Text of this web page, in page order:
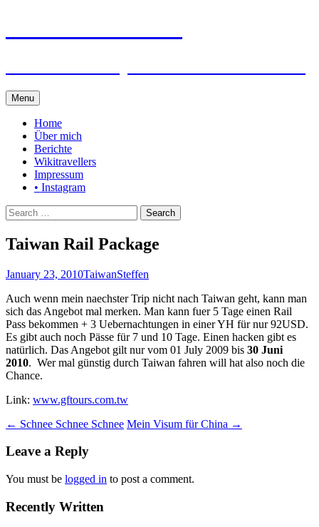
Menu Skip
to
content
Home
Über mich
Berichte
Wikitravellers
Impressum
• Instagram
Search
for:
Taiwan Rail Package
January 23, 2010TaiwanSteffen
Auch wenn mein naechster Trip nicht nach Taiwan geht, kann man
sich das Angebot mal merken. Man kann fuer 5 Tage einen Rail
Pass bekommen + 3 Uebernachtungen in einer YH für nur 92USD.
Es gibt auch noch Pässe für 7 und 10 Tage. Einen hacken gibt es
natürlich. Das Angebot gilt nur vom 01 July 2009 bis 30 Juni
2010. Wer mal günstig durch Taiwan fahren will hat also noch die
Chance.
Link: www.gftours.com.tw
Post
navigation
← Schnee Schnee Schnee Mein Visum für China →
Leave a Reply
You must be logged in to post a comment.
Recently Written